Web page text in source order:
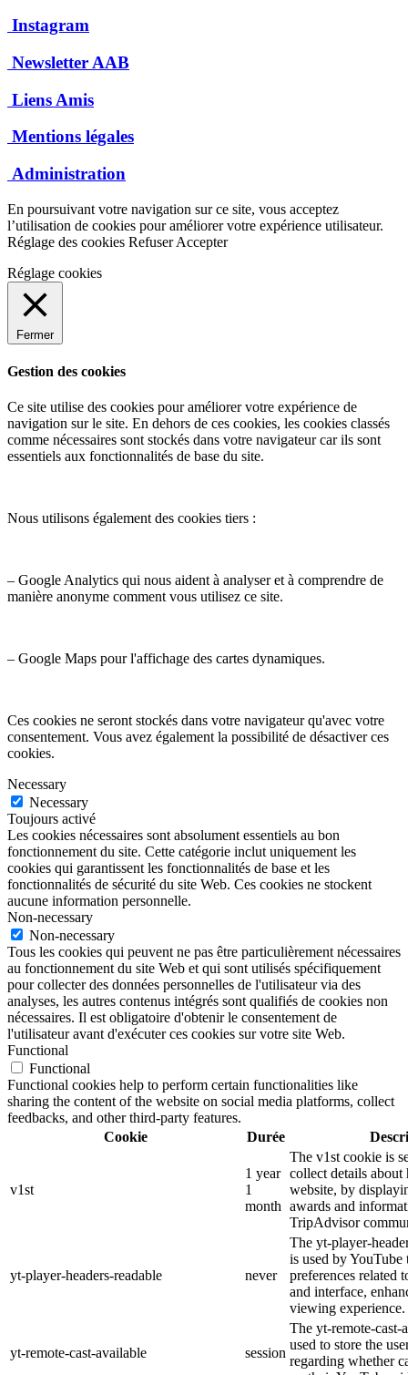
Instagram
Newsletter AAB
Liens Amis
Mentions légales
Administration
En poursuivant votre navigation sur ce site, vous acceptez
l’utilisation de cookies pour améliorer votre expérience utilisateur.
Réglage des cookies Refuser Accepter
Réglage cookies
Fermer
Gestion des cookies
Ce site utilise des cookies pour améliorer votre expérience de
navigation sur le site. En dehors de ces cookies, les cookies classés
comme nécessaires sont stockés dans votre navigateur car ils sont
essentiels aux fonctionnalités de base du site.
Nous utilisons également des cookies tiers :
– Google Analytics qui nous aident à analyser et à comprendre de
manière anonyme comment vous utilisez ce site.
– Google Maps pour l'affichage des cartes dynamiques.
Ces cookies ne seront stockés dans votre navigateur qu'avec votre
consentement. Vous avez également la possibilité de désactiver ces
cookies.
Necessary
Necessary
Toujours activé
Les cookies nécessaires sont absolument essentiels au bon
fonctionnement du site. Cette catégorie inclut uniquement les
cookies qui garantissent les fonctionnalités de base et les
fonctionnalités de sécurité du site Web. Ces cookies ne stockent
aucune information personnelle.
Non-necessary
Non-necessary
Tous les cookies qui peuvent ne pas être particulièrement nécessaires
au fonctionnement du site Web et qui sont utilisés spécifiquement
pour collecter des données personnelles de l'utilisateur via des
analyses, les autres contenus intégrés sont qualifiés de cookies non
nécessaires. Il est obligatoire d'obtenir le consentement de
l'utilisateur avant d'exécuter ces cookies sur votre site Web.
Functional
Functional
Functional cookies help to perform certain functionalities like
sharing the content of the website on social media platforms, collect
feedbacks, and other third-party features.
Cookie
Durée
v1st
1 year
1
month
The v1st cookie is
collect details
website, by
awards and
TripAdvisor
yt-player-headers-readable never
The yt-player-
is used by YouTube
preferences related
and interface,
viewing experience.
yt-remote-cast-available session
The yt-remote-cast-
used to store the
regarding whether